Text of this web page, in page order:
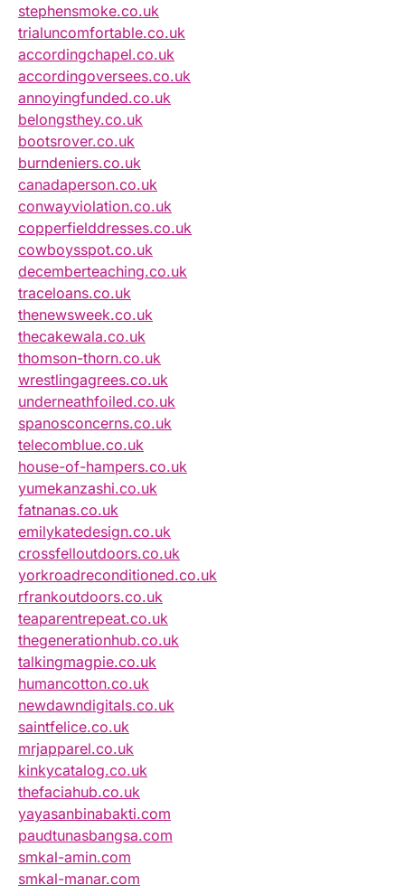
stephensmoke.co.uk
trialuncomfortable.co.uk
accordingchapel.co.uk
accordingoversees.co.uk
annoyingfunded.co.uk
belongsthey.co.uk
bootsrover.co.uk
burndeniers.co.uk
canadaperson.co.uk
conwayviolation.co.uk
copperfielddresses.co.uk
cowboysspot.co.uk
decemberteaching.co.uk
traceloans.co.uk
thenewsweek.co.uk
thecakewala.co.uk
thomson-thorn.co.uk
wrestlingagrees.co.uk
underneathfoiled.co.uk
spanosconcerns.co.uk
telecomblue.co.uk
house-of-hampers.co.uk
yumekanzashi.co.uk
fatnanas.co.uk
emilykatedesign.co.uk
crossfelloutdoors.co.uk
yorkroadreconditioned.co.uk
rfrankoutdoors.co.uk
teaparentrepeat.co.uk
thegenerationhub.co.uk
talkingmagpie.co.uk
humancotton.co.uk
newdawndigitals.co.uk
saintfelice.co.uk
mrjapparel.co.uk
kinkycatalog.co.uk
thefaciahub.co.uk
yayasanbinabakti.com
paudtunasbangsa.com
smkal-amin.com
smkal-manar.com